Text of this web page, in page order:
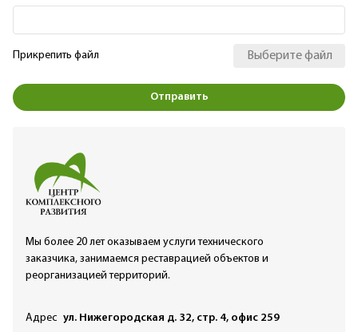
Прикрепить файл Выберите файл
Отправить
Мы более 20 лет оказываем услуги технического
заказчика, занимаемся реставрацией объектов и
реорганизацией территорий.
Адрес ул. Нижегородская д. 32, стр. 4, офис 259